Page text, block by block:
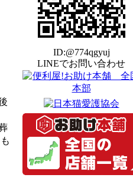
ID:@774qgyuj
LINEでお問い合わせ